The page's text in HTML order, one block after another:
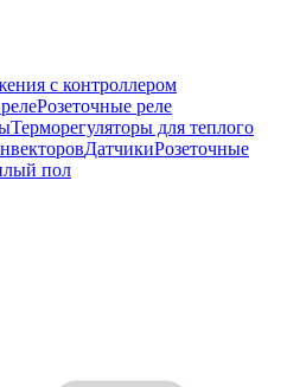
с контроллером
Розеточные реле
Терморегуляторы для теплого
ДатчикиРозеточные
пол